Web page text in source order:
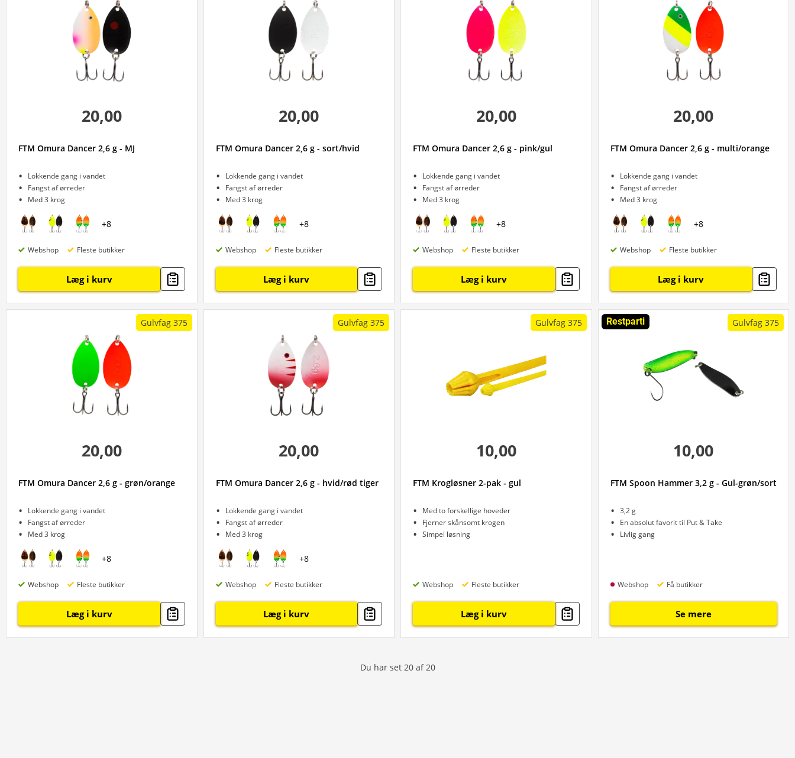
20,00
FTM Omura Dancer 2,6 g - MJ
Lokkende gang i vandet
Fangst af ørreder
Med 3 krog
+8
Webshop Fleste butikker
Læg i kurv
20,00
FTM Omura Dancer 2,6 g - sort/hvid
Lokkende gang i vandet
Fangst af ørreder
Med 3 krog
+8
Webshop Fleste butikker
Læg i kurv
20,00
FTM Omura Dancer 2,6 g - pink/gul
Lokkende gang i vandet
Fangst af ørreder
Med 3 krog
+8
Webshop Fleste butikker
Læg i kurv
20,00
FTM Omura Dancer 2,6 g - multi/orange
Lokkende gang i vandet
Fangst af ørreder
Med 3 krog
+8
Webshop Fleste butikker
Læg i kurv
Gulvfag 375
20,00
FTM Omura Dancer 2,6 g - grøn/orange
Lokkende gang i vandet
Fangst af ørreder
Med 3 krog
+8
Webshop Fleste butikker
Læg i kurv
Gulvfag 375
20,00
FTM Omura Dancer 2,6 g - hvid/rød tiger
Lokkende gang i vandet
Fangst af ørreder
Med 3 krog
+8
Webshop Fleste butikker
Læg i kurv
Gulvfag 375
10,00
FTM Krogløsner 2-pak - gul
Med to forskellige hoveder
Fjerner skånsomt krogen
Simpel løsning
Webshop Fleste butikker
Læg i kurv
Restparti Gulvfag 375
10,00
FTM Spoon Hammer 3,2 g - Gul-grøn/sort
3,2 g
En absolut favorit til Put & Take
Livlig gang
Webshop Få butikker
Se mere
Du har set 20 af 20